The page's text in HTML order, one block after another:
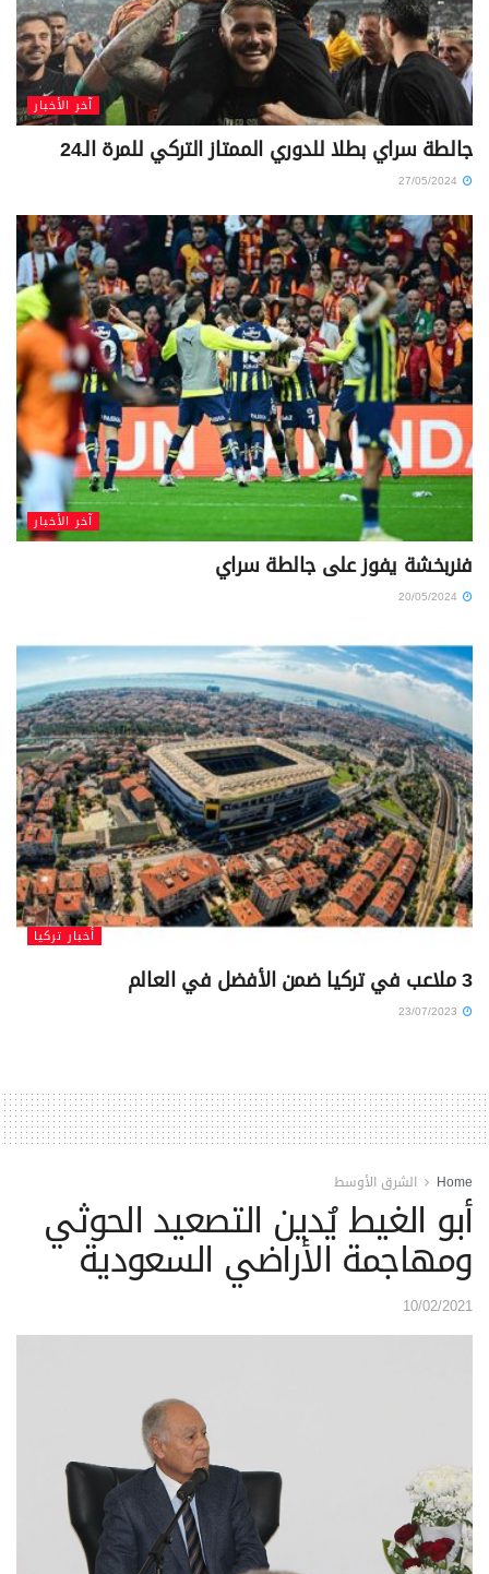
آخر الأخبار
جالطة سراي بطلا للدوري الممتاز التركي للمرة الـ24
27/05/2024
آخر الأخبار
فنربخشة يفوز على جالطة سراي
20/05/2024
أخبار تركيا
3 ملاعب في تركيا ضمن الأفضل في العالم
23/07/2023
Home الشرق الأوسط
أبو الغيط يُدين التصعيد الحوثي
ومهاجمة الأراضي السعودية
10/02/2021